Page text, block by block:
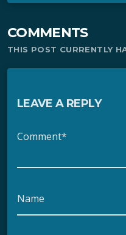
COMMENTS
THIS POST CURRENTLY
LEAVE A REPLY
Comment*
Name